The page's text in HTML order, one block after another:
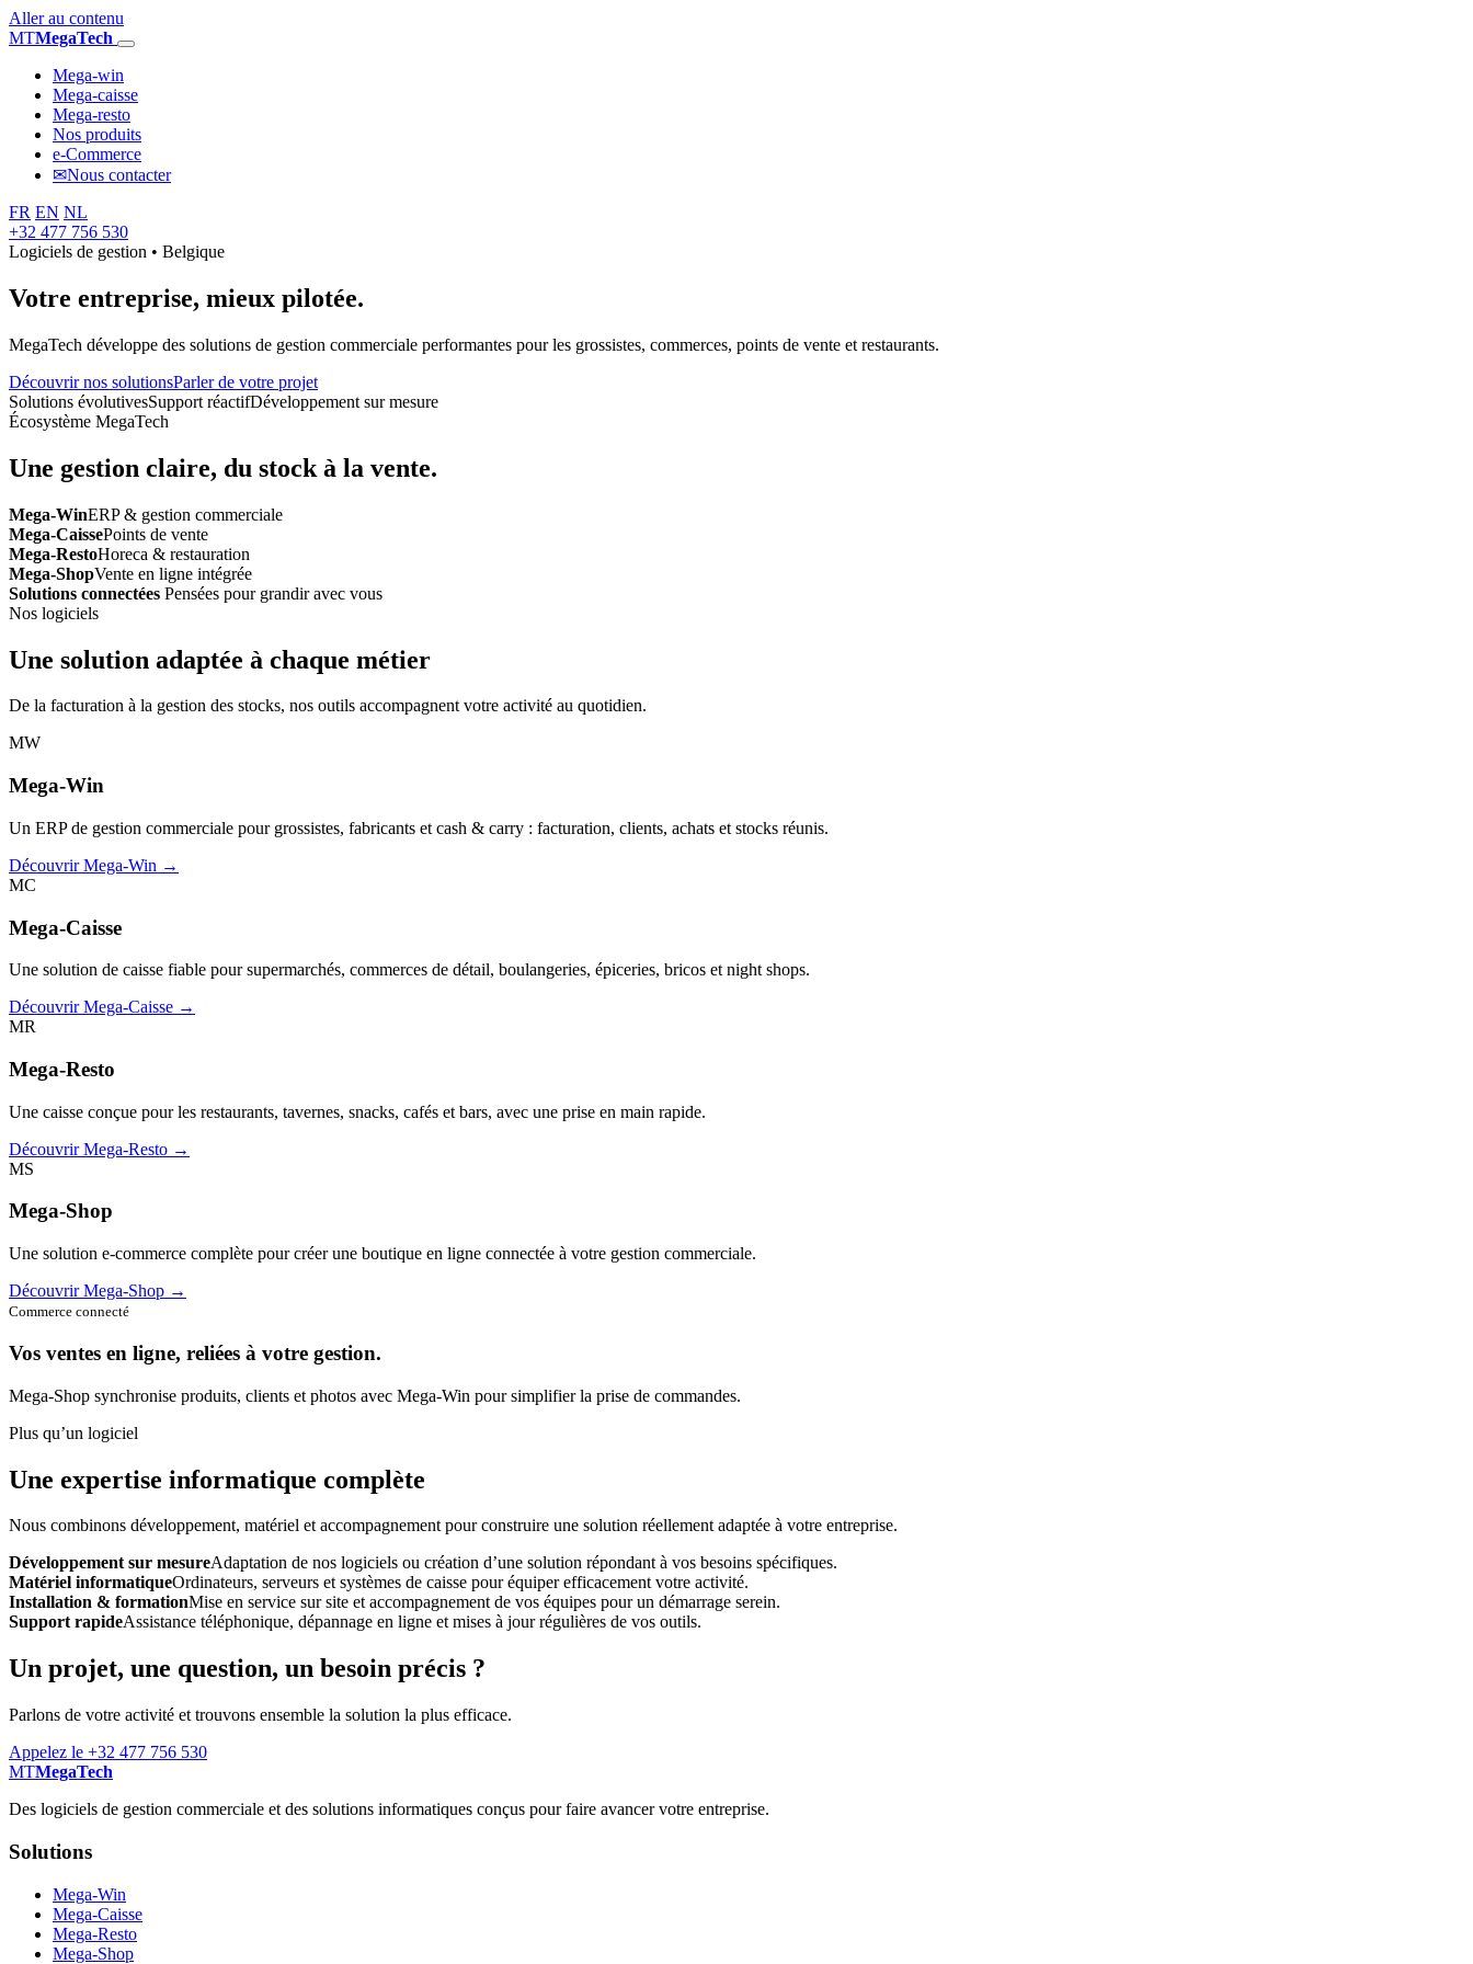
Aller au contenu
MTMegaTech
Mega-win
Mega-caisse
Mega-resto
Nos produits
e-Commerce
✉Nous contacter
FR EN NL
+32 477 756 530
Logiciels de gestion • Belgique
Votre entreprise, mieux pilotée.
MegaTech développe des solutions de gestion commerciale performantes pour les grossistes, commerces, points de vente et restaurants.
Découvrir nos solutionsParler de votre projet
Solutions évolutivesSupport réactifDéveloppement sur mesure
Écosystème MegaTech
Une gestion claire, du stock à la vente.
Mega-WinERP & gestion commerciale
Mega-CaissePoints de vente
Mega-RestoHoreca & restauration
Mega-ShopVente en ligne intégrée
Solutions connectées Pensées pour grandir avec vous
Nos logiciels
Une solution adaptée à chaque métier
De la facturation à la gestion des stocks, nos outils accompagnent votre activité au quotidien.
MW
Mega-Win
Un ERP de gestion commerciale pour grossistes, fabricants et cash & carry : facturation, clients, achats et stocks réunis.
Découvrir Mega-Win →
MC
Mega-Caisse
Une solution de caisse fiable pour supermarchés, commerces de détail, boulangeries, épiceries, bricos et night shops.
Découvrir Mega-Caisse →
MR
Mega-Resto
Une caisse conçue pour les restaurants, tavernes, snacks, cafés et bars, avec une prise en main rapide.
Découvrir Mega-Resto →
MS
Mega-Shop
Une solution e-commerce complète pour créer une boutique en ligne connectée à votre gestion commerciale.
Découvrir Mega-Shop →
Commerce connecté
Vos ventes en ligne, reliées à votre gestion.
Mega-Shop synchronise produits, clients et photos avec Mega-Win pour simplifier la prise de commandes.
Plus qu’un logiciel
Une expertise informatique complète
Nous combinons développement, matériel et accompagnement pour construire une solution réellement adaptée à votre entreprise.
Développement sur mesureAdaptation de nos logiciels ou création d’une solution répondant à vos besoins spécifiques.
Matériel informatiqueOrdinateurs, serveurs et systèmes de caisse pour équiper efficacement votre activité.
Installation & formationMise en service sur site et accompagnement de vos équipes pour un démarrage serein.
Support rapideAssistance téléphonique, dépannage en ligne et mises à jour régulières de vos outils.
Un projet, une question, un besoin précis ?
Parlons de votre activité et trouvons ensemble la solution la plus efficace.
Appelez le +32 477 756 530
MTMegaTech
Des logiciels de gestion commerciale et des solutions informatiques conçus pour faire avancer votre entreprise.
Solutions
Mega-Win
Mega-Caisse
Mega-Resto
Mega-Shop